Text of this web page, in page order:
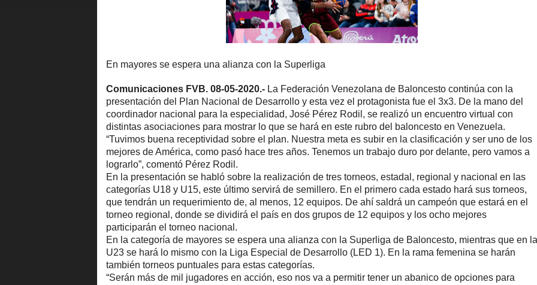
En mayores se espera una alianza con la Superliga
Comunicaciones FVB. 08-05-2020.- La Federación Venezolana de Baloncesto continúa con la
presentación del Plan Nacional de Desarrollo y esta vez el protagonista fue el 3x3. De la mano del
coordinador nacional para la especialidad, José Pérez Rodil, se realizó un encuentro virtual con
distintas asociaciones para mostrar lo que se hará en este rubro del baloncesto en Venezuela.
“Tuvimos buena receptividad sobre el plan. Nuestra meta es subir en la clasificación y ser uno de los
mejores de América, como pasó hace tres años. Tenemos un trabajo duro por delante, pero vamos a
lograrlo”, comentó Pérez Rodil.
En la presentación se habló sobre la realización de tres torneos, estadal, regional y nacional en las
categorías U18 y U15, este último servirá de semillero. En el primero cada estado hará sus torneos,
que tendrán un requerimiento de, al menos, 12 equipos. De ahí saldrá un campeón que estará en el
torneo regional, donde se dividirá el país en dos grupos de 12 equipos y los ocho mejores
participarán el torneo nacional.
En la categoría de mayores se espera una alianza con la Superliga de Baloncesto, mientras que en la
U23 se hará lo mismo con la Liga Especial de Desarrollo (LED 1). En la rama femenina se harán
también torneos puntuales para estas categorías.
“Serán más de mil jugadores en acción, eso nos va a permitir tener un abanico de opciones para